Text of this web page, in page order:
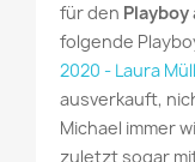
für den
folgende
2020 - Laura
ausverkauft,
Michael immer
zuletzt sogar